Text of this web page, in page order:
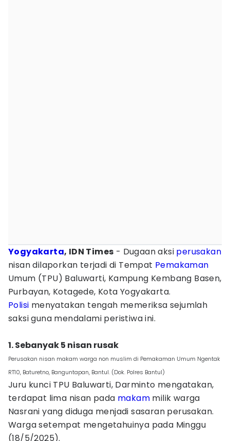
Yogyakarta, IDN Times - Dugaan aksi perusakan
nisan dilaporkan terjadi di Tempat Pemakaman
Umum (TPU) Baluwarti, Kampung Kembang Basen,
Purbayan, Kotagede, Kota Yogyakarta.
Polisi menyatakan tengah memeriksa sejumlah
saksi guna mendalami peristiwa ini.
1. Sebanyak 5 nisan rusak
Perusakan nisan makam warga non muslim di Pemakaman Umum Ngentak
RT10, Baturetno, Banguntapan, Bantul. (Dok. Polres Bantul)
Juru kunci TPU Baluwarti, Darminto mengatakan,
terdapat lima nisan pada makam milik warga
Nasrani yang diduga menjadi sasaran perusakan.
Warga setempat mengetahuinya pada Minggu
(18/5/2025).